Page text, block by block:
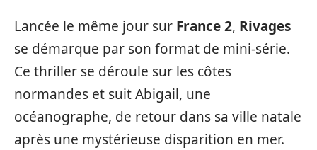
Lancée le même jour sur France 2, Rivages
se démarque par son format de mini-série.
Ce thriller se déroule sur les côtes
normandes et suit Abigail, une
océanographe, de retour dans sa ville natale
après une mystérieuse disparition en mer.